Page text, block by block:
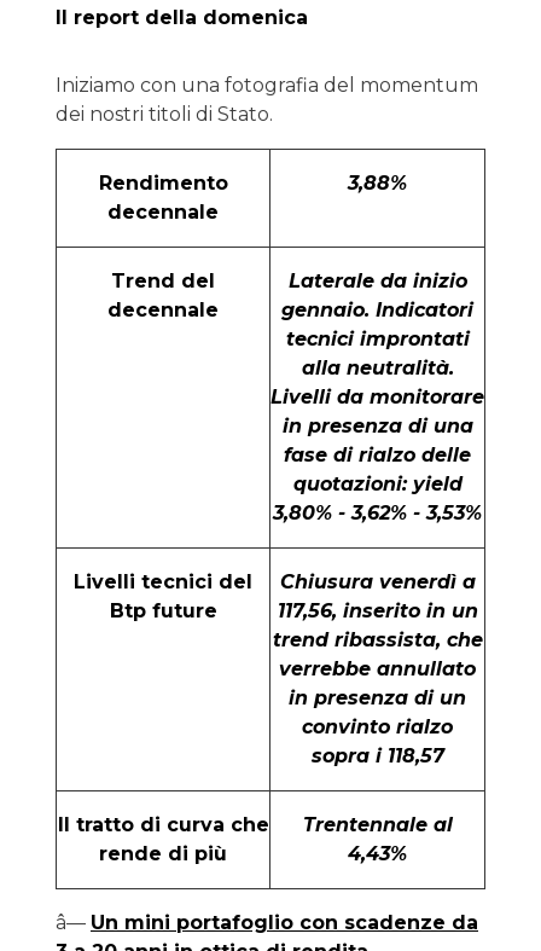
Il report della domenica
Iniziamo con una fotografia del momentum
dei nostri titoli di Stato.
Rendimento
decennale
3,88%
Trend del
decennale
Laterale da inizio
gennaio. Indicatori
tecnici improntati
alla neutralità.
Livelli da monitorare
in presenza di una
fase di rialzo delle
quotazioni: yield
3,80% - 3,62% - 3,53%
Livelli tecnici del
Btp future
Chiusura venerdì a
117,56, inserito in un
trend ribassista, che
verrebbe annullato
in presenza di un
convinto rialzo
sopra i 118,57
Il tratto di curva che
rende di più
Trentennale al
4,43%
â— Un mini portafoglio con scadenze da